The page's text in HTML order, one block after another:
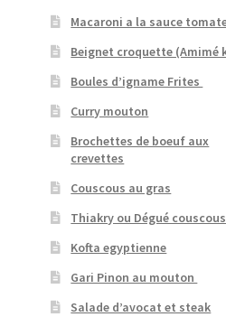
Macaroni a la sauce
Beignet croquette (Amimé
Boules d’igname Frites
Curry mouton
Brochettes de boeuf aux
crevettes
Couscous au gras
Thiakry ou Dégué couscous
Kofta egyptienne
Gari Pinon au mouton
Salade d’avocat et steak